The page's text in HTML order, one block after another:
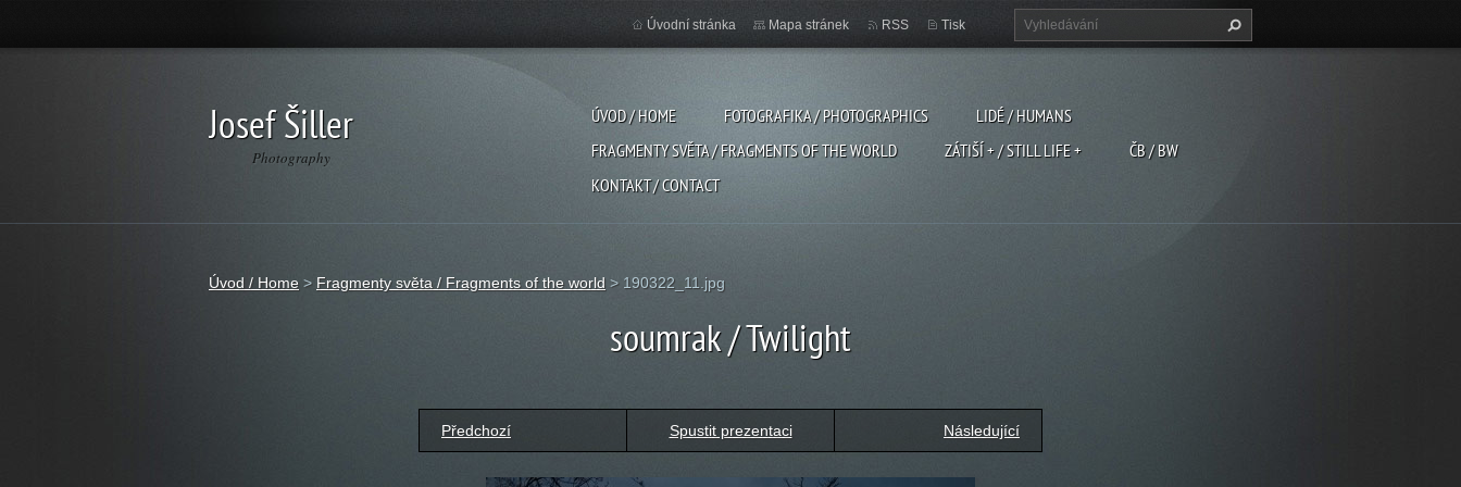
Josef Šiller
Photography
ÚVOD / HOME FOTOGRAFIKA / PHOTOGRAPHICS
LIDÉ / HUMANS
FRAGMENTY SVĚTA / FRAGMENTS OF THE WORLD
ZÁTIŠÍ + / STILL LIFE +
ČB / BW
KONTAKT / CONTACT
Úvodní stránka Mapa stránek RSS Tisk
Úvod / Home > Fragmenty světa / Fragments of the world > 190322_11.jpg
soumrak / Twilight
Předchozí Spustit prezentaci Následující